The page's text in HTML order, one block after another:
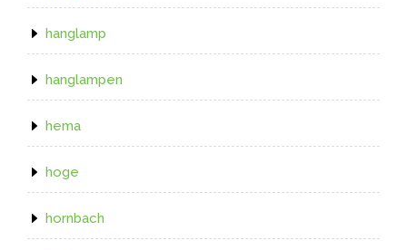
hanglamp
hanglampen
hema
hoge
hornbach